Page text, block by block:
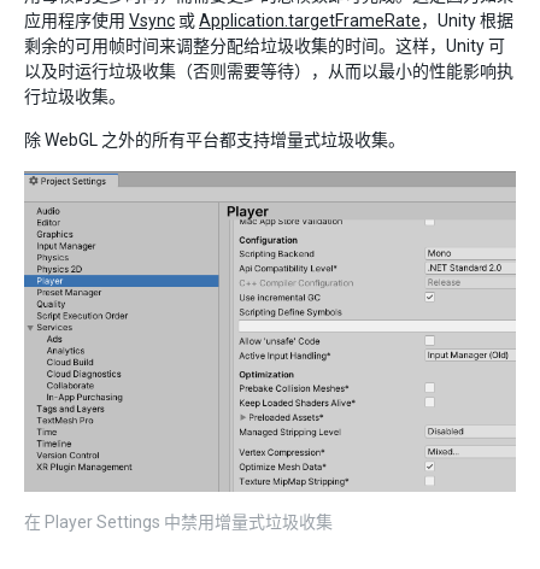
应用程序使用 Vsync 或Application.targetFrameRate，Unity 根据
剩余的可用帧时间来调整分配给垃圾收集的时间。这样，Unity 可
以及时运行垃圾收集（否则需要等待），从而以最小的性能影响执
行垃圾收集。
除 WebGL 之外的所有平台都支持增量式垃圾收集。
在 Player Settings 中禁用增量式垃圾收集